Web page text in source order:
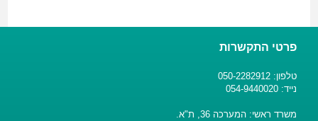
פרטי התקשרות
טלפון: 050-2282912
נייד: 054-9440020
משרד ראשי: המערכה 36, ת"א.